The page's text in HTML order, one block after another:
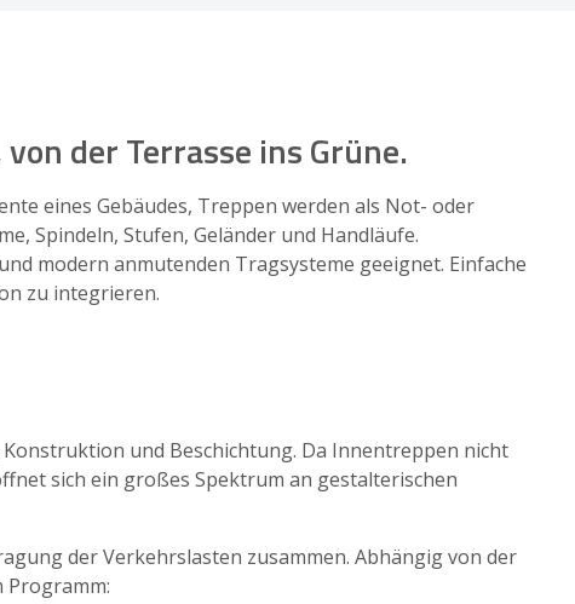
der Terrasse ins Grüne.
eines Gebäudes, Treppen werden als Not- oder
Spindeln, Stufen, Geländer und Handläufe.
modern anmutenden Tragsysteme geeignet. Einfache
zu integrieren.
und Beschichtung. Da Innentreppen nicht
sich ein großes Spektrum an gestalterischen
der Verkehrslasten zusammen. Abhängig von der
Programm: